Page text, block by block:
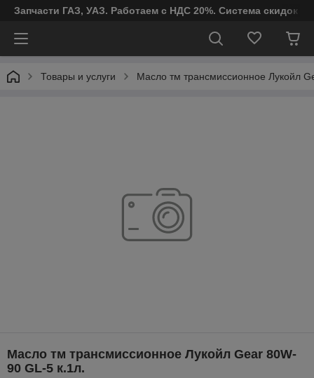
Запчасти ГАЗ, УАЗ. Работаем с НДС 20%. Система скидок
Товары и услуги Масло тм трансмиссионное Лукойл
Масло тм трансмиссионное Лукойл Gear 80W-
90 GL-5 к.1л.